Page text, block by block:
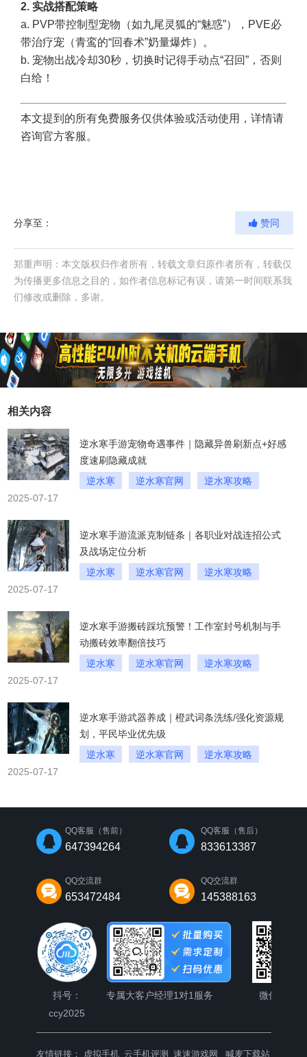
2. 实战搭配策略
a. PVP带控制型宠物（如九尾灵狐的“魅惑”），PVE必
带治疗宠（青鸾的“回春术”奶量爆炸）。
b. 宠物出战冷却30秒，切换时记得手动点“召回”，否则
白给！
本文提到的所有免费服务仅供体验或活动使用，详情请
咨询官方客服。
赞同
分享至：
郑重声明：本文版权归作者所有，转载文章归原作者所有，转载仅
为传播更多信息之目的，如作者信息标记有误，请第一时间联系我
们修改或删除，多谢。
相关内容
逆水寒手游宠物奇遇事件｜隐藏异兽刷新点+好感
度速刷隐藏成就
逆水寒
逆水寒官网
逆水寒攻略
2025-07-17
逆水寒手游流派克制链条｜各职业对战连招公式
及战场定位分析
逆水寒
逆水寒官网
逆水寒攻略
2025-07-17
逆水寒手游搬砖踩坑预警！工作室封号机制与手
动搬砖效率翻倍技巧
逆水寒
逆水寒官网
逆水寒攻略
2025-07-17
逆水寒手游武器养成｜橙武词条洗练/强化资源规
划，平民毕业优先级
逆水寒
逆水寒官网
逆水寒攻略
2025-07-17
QQ客服（售前）
647394264
QQ客服（售后）
833613387
QQ交流群
653472484
QQ交流群
145388163
抖号：
ccy2025
专属大客户经理1对1服务 微信公众号
友情链接： 虚拟手机 云手机评测 速速游戏网 喊麦下载站